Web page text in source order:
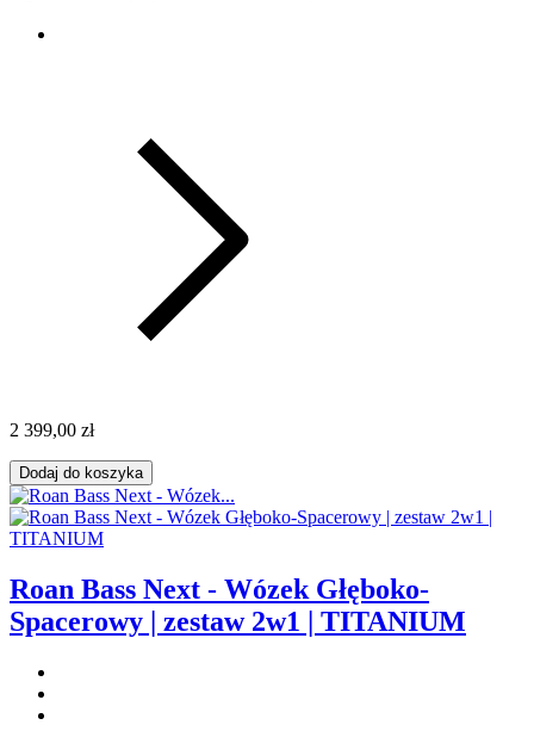
2 399,00 zł
Dodaj do koszyka
Roan Bass Next - Wózek Głęboko-
Spacerowy | zestaw 2w1 | TITANIUM